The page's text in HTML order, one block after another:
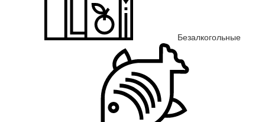
Безалкогольные